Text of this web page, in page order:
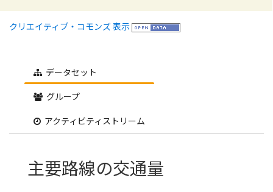
クリエイティブ・コモンズ 表示
データセット
グループ
アクティビティストリーム
主要路線の交通量